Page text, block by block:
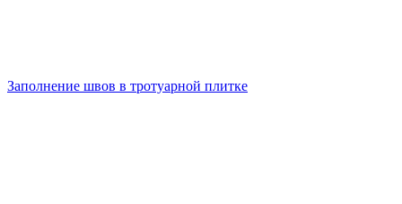
Заполнение швов в тротуарной плитке